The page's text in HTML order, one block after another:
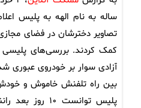
ساله به نام الهه به پلیس
تصاویر دخترشان در فضای
کمک کردند. بررسی‌های پلیسی
آزادی سوار بر خودروی عبوری
بین راه تلفنش خاموش و
پلیس توانست